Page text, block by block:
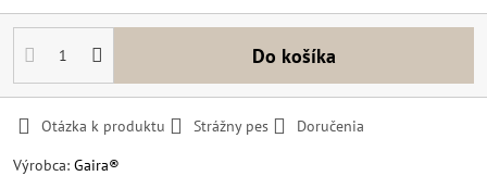
Do košíka
Otázka k produktu Strážny pes
Doručenia
Výrobca: Gaira®